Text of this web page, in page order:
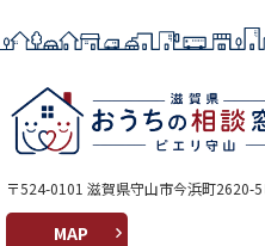
〒524-0101 滋賀県守山市今浜町2620-
MAP